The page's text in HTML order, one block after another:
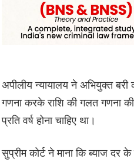
अपीलीय न्यायालय ने अभियुक्त
गणना करके राशि की गलत गणना
प्रति वर्ष होना चाहिए था।
सुप्रीम कोर्ट ने माना कि ब्याज दर